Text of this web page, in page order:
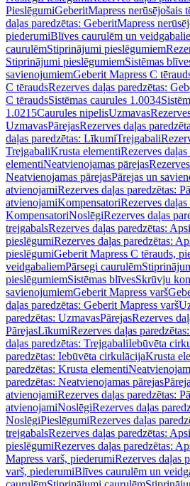
PieslēgumiGeberitMapress nerūsējošais
daļas paredzētas: GeberitMapress
piederumiBlīves caurulēm un
caurulēmStiprinājumi pieslēgumiem
Stiprinājumi pieslēgumiemSistēmas
savienojumiemGeberit Mapress C
C tēraudsRezerves daļas paredzētas:
C tēraudsSistēmas caurules 1.0034
1.0215Caurules nipelisUzmavas
UzmavasPārejasRezerves daļas
daļas paredzētas: LīkumiTrejgabali
TrejgabaliKrusta elementiRezerves
elementiNeatvienojamas pārejas
Neatvienojamas pārejasPārejas un
atvienojamiRezerves daļas paredzētas:
atvienojamiKompensatoriRezerves daļas
KompensatoriNoslēgiRezerves daļas
trejgabalsRezerves daļas paredzētas:
pieslēgumiRezerves daļas paredzētas:
pieslēgumiGeberit Mapress C tērauds,
veidgabaliemPārsegi caurulēm
pieslēgumiemSistēmas blīvesSkrūvju
savienojumiemGeberit Mapress varš
daļas paredzētas: Geberit Mapress varš
paredzētas: UzmavasPārejasRezerves
PārejasLīkumiRezerves daļas
daļas paredzētas: TrejgabaliIebūvēta
paredzētas: Iebūvēta cirkulācijaKrusta
paredzētas: Krusta elementi
paredzētas: Neatvienojamas pārejas
atvienojamiRezerves daļas paredzētas:
atvienojamiNoslēgiRezerves daļas
NoslēgiPieslēgumiRezerves daļas
trejgabalsRezerves daļas paredzētas:
pieslēgumiRezerves daļas paredzētas:
Mapress varš, piederumiRezerves daļas
varš, piederumiBlīves caurulēm un